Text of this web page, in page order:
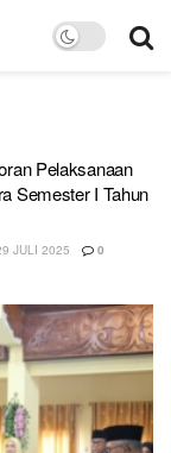
Pelaksanaan
Semester I Tahun
JULI 2025 0